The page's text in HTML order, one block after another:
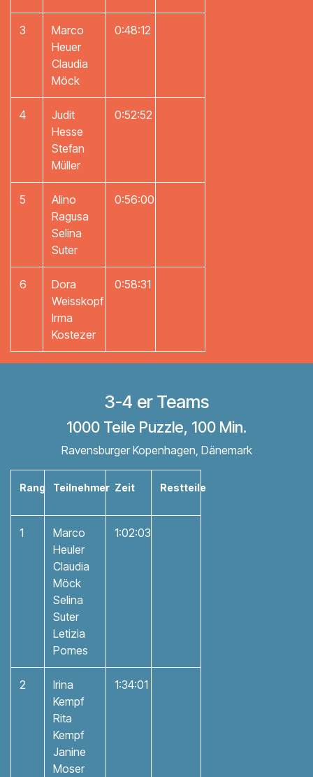
3
Marco
Heuer
Claudia
Möck
0:48:12
4
Judit
Hesse
Stefan
Müller
0:52:52
5
Alino
Ragusa
Selina
Suter
0:56:00
6
Dora
Weisskopf
Irma
Kostezer
0:58:31
3-4 er Teams
1000 Teile Puzzle, 100 Min.
Ravensburger Kopenhagen, Dänemark
Rang Teilnehmer Zeit Restteile
1
Marco
Heuler
Claudia
Möck
Selina
Suter
Letizia
Pomes
1:02:03
2
Irina
Kempf
Rita
Kempf
Janine
Moser
1:34:01